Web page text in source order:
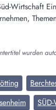
Wirtschaft
wurden